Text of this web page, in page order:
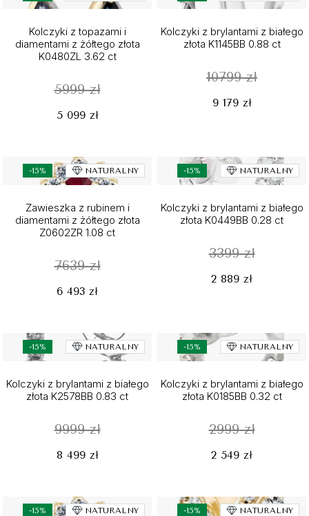
Kolczyki z topazami i
diamentami z żółtego złota
K0480ZL 3.62 ct
5999 zł
5 099 zł
Kolczyki z brylantami z białego
złota K1145BB 0.88 ct
10799 zł
9 179 zł
-15% NATURALNY
Zawieszka z rubinem i
diamentami z żółtego złota
Z0602ZR 1.08 ct
7639 zł
6 493 zł
-15% NATURALNY
Kolczyki z brylantami z białego
złota K0449BB 0.28 ct
3399 zł
2 889 zł
-15% NATURALNY
Kolczyki z brylantami z białego
złota K2578BB 0.83 ct
9999 zł
8 499 zł
-15% NATURALNY
Kolczyki z brylantami z białego
złota K0185BB 0.32 ct
2999 zł
2 549 zł
-15% NATURALNY -15% NATURALNY